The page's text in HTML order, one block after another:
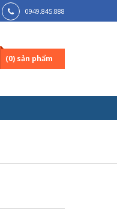
0949.845.888
(0) sản phẩm